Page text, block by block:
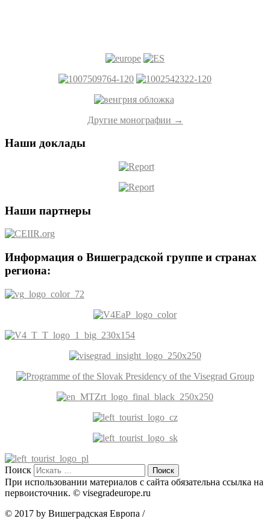
Другие монографии →
Наши доклады
Наши партнеры
Информация о Вишеградской группе и странах
региона:
Поиск
При использовании материалов с сайта обязательна ссылка на
первоисточник. © visegradeurope.ru
© 2017 by Вишеградская Европа /